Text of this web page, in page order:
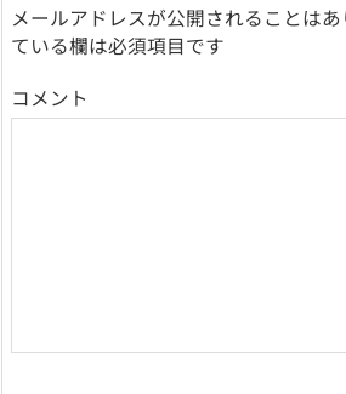
メールアドレスが公開されることはあ
ている欄は必須項目です
コメント